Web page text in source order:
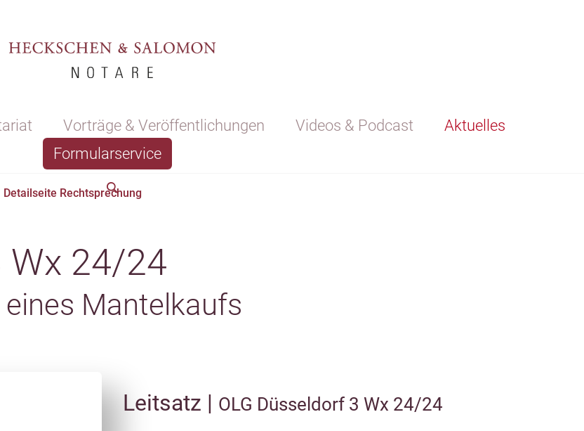
Vorträge & Veröffentlichungen Videos & Podcast
Aktuelles
Formularservice
Detailseite Rechtsprechung
Wx 24/24
Mantelkaufs
Leitsatz | OLG Düsseldorf 3 Wx 24/24